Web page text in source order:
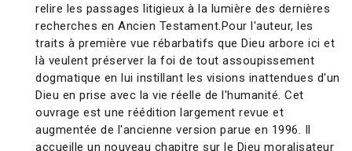
relire les passages litigieux à la lumière des dernières
recherches en Ancien Testament.Pour l'auteur, les
traits à première vue rébarbatifs que Dieu arbore ici et
là veulent préserver la foi de tout assoupissement
dogmatique en lui instillant les visions inattendues d'un
Dieu en prise avec la vie réelle de l'humanité. Cet
ouvrage est une réédition largement revue et
augmentée de l'ancienne version parue en 1996. Il
accueille un nouveau chapitre sur le Dieu moralisateur